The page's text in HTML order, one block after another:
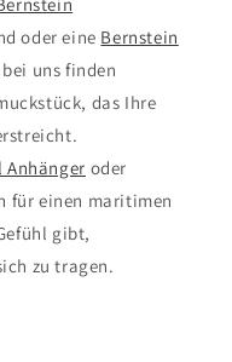
oder eine Bernstein
uns finden
das Ihre
Anhänger oder
für einen maritimen
gibt,
zu tragen.